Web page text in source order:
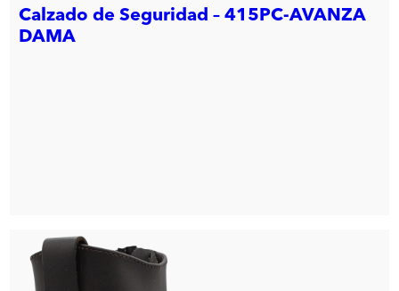
Calzado de Seguridad – 415PC-AVANZA
DAMA